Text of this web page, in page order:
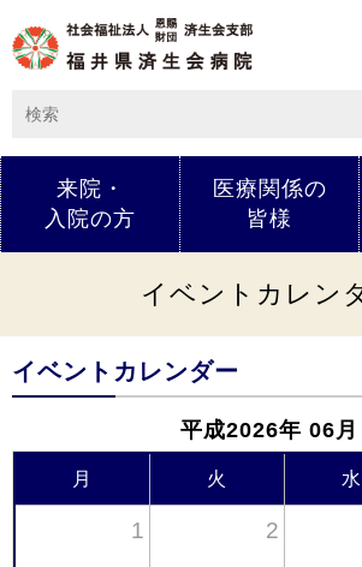
来院・
入院の方
医療関係の
皆様
イベントカレン
イベントカレンダー
平成2026年 06月
月 火 水
1 2